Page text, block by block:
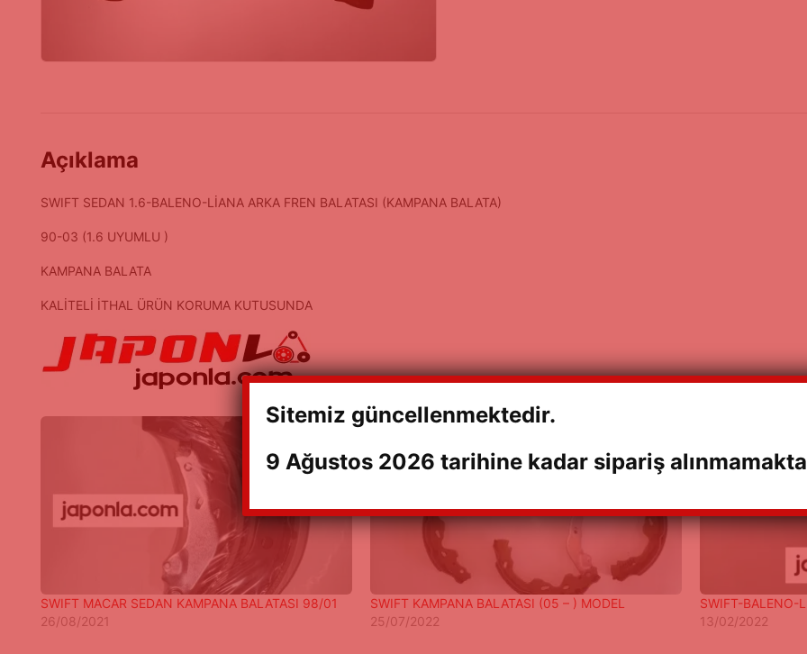
Açıklama
SWIFT SEDAN 1.6-BALENO-LİANA ARKA FREN BALATASI (KAMPANA BALATA)
90-03 (1.6 UYUMLU )
KAMPANA BALATA
KALİTELİ İTHAL ÜRÜN KORUMA KUTUSUNDA
SWIFT MACAR SEDAN KAMPANA BALATASI 98/01
26/08/2021
SWIFT KAMPANA BALATASI (05 – ) MODEL
25/07/2022
SWIFT-BALENO-
13/02/2022
Sitemiz güncellenmektedir.
9 Ağustos 2026 tarihine kadar sipariş